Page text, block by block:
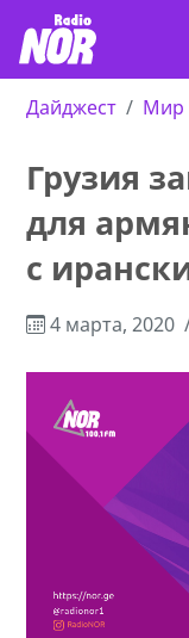
Дайджест Мир
Грузия
для
с
4 марта, 2020